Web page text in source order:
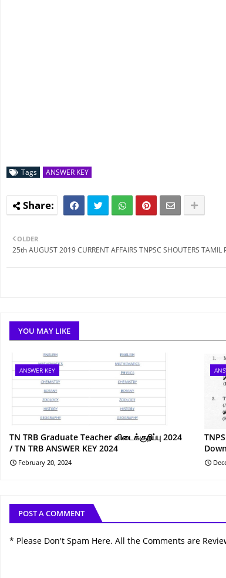
Tags ANSWER KEY
OLDER
25th AUGUST 2019 CURRENT AFFAIRS TNPSC SHOUTERS TAMIL
YOU MAY LIKE
ANSWER KEY
TN TRB Graduate Teacher விடைக்குறிப்பு 2024
/ TN TRB ANSWER KEY 2024
February 20, 2024
POST A COMMENT
* Please Don't Spam Here. All the Comments are